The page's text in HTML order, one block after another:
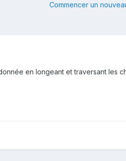
Commencer un
en longeant et traversant les